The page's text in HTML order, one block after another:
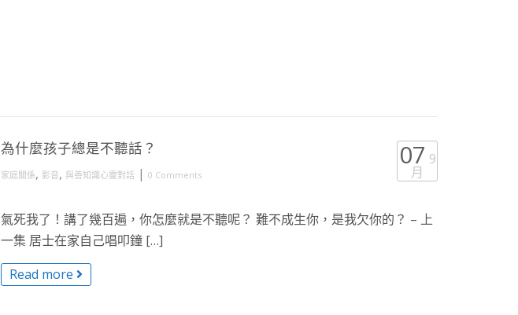
為什麼孩子總是不聽話？
家庭關係, 影音, 與善知識心靈對話 | 0 Comments
07 9
月
氣死我了！講了幾百遍，你怎麼就是不聽呢？ 難不成生你，是我欠你的？ – 上
一集 居士在家自己唱叩鐘 […]
Read more